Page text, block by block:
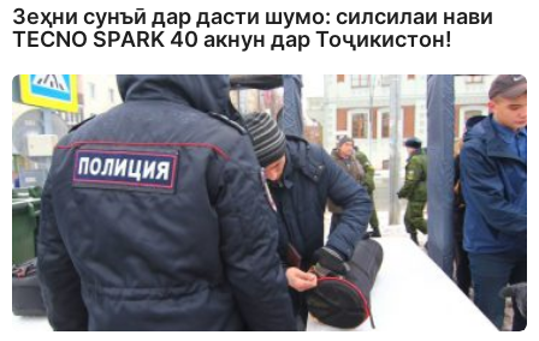
Зеҳни сунъӣ дар дасти шумо: силсилаи нави
TECNO SPARK 40 акнун дар Тоҷикистон!